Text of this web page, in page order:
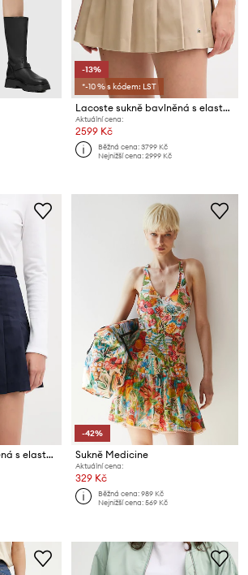
-13%
*-10 % s kódem: LST
Lacoste sukně bavlněná s elastanem
Aktuální cena:
2599 Kč
Běžná cena:3799 Kč
Nejnižší cena:2999 Kč
Lacoste sukně bavlněná s elastanem
-42%
Sukně Medicine
Aktuální cena:
329 Kč
Běžná cena:989 Kč
Nejnižší cena:569 Kč